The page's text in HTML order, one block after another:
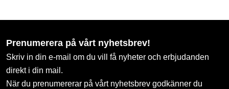
Prenumerera på vårt nyhetsbrev!
Skriv in din e-mail om du vill få nyheter och erbjudanden
direkt i din mail.
När du prenumererar på vårt nyhetsbrev godkänner du